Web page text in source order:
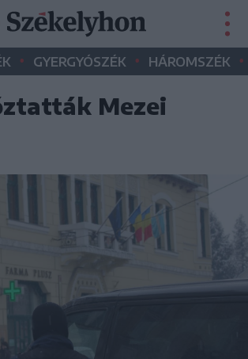
• GYERGYÓSZÉK • HÁROMSZÉK •
Mezei